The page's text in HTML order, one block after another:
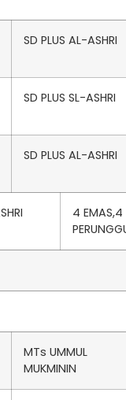
SD PLUS AL-ASHRI
SD PLUS SL-ASHRI
SD PLUS AL-ASHRI
4 EMAS,4
MTs UMMUL
MUKMININ